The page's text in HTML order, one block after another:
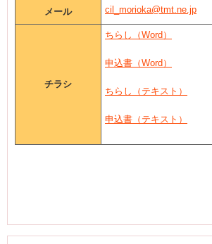
メール cil_morioka@tmt.ne.jp
チラシ
ちらし（Word）
申込書（Word）
ちらし（テキスト）
申込書（テキスト）